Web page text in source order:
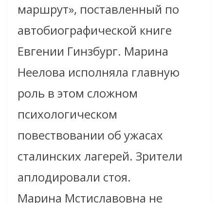
маршрут», поставленный по
автобиографической книге
Евгении Гинзбург. Марина
Неелова исполняла главную
роль в этом сложном
психологическом
повествовании об ужасах
сталинских лагерей. Зрители
аплодировали стоя.
Марина Мстиславовна не